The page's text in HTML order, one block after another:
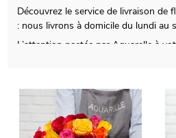
Découvrez le service de livraison de
: nous livrons à domicile du lundi au
L’attention portée par Aquarelle à
protection. Par la suite, l’envoi au
vous avoir fait parvenir la photo.
touche personnelle ? Vous pouvez
et un message, pour un cadeau